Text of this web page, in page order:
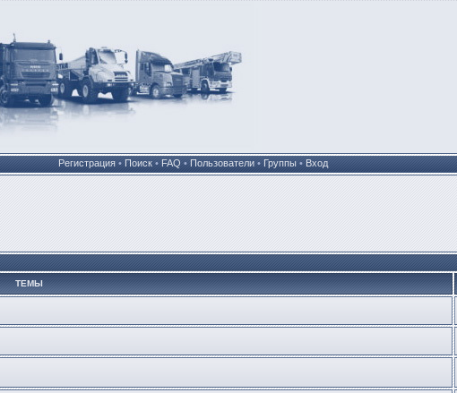
Регистрация• Поиск• FAQ • Пользователи• Группы• Вход
ТЕМЫ